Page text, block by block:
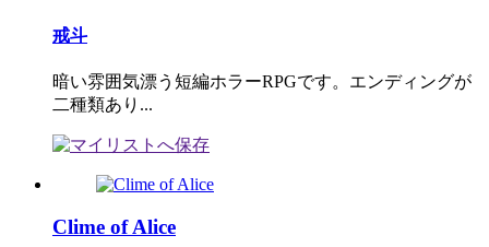
戒斗
暗い雰囲気漂う短編ホラーRPGです。エンディングが
二種類あり...
Clime of Alice